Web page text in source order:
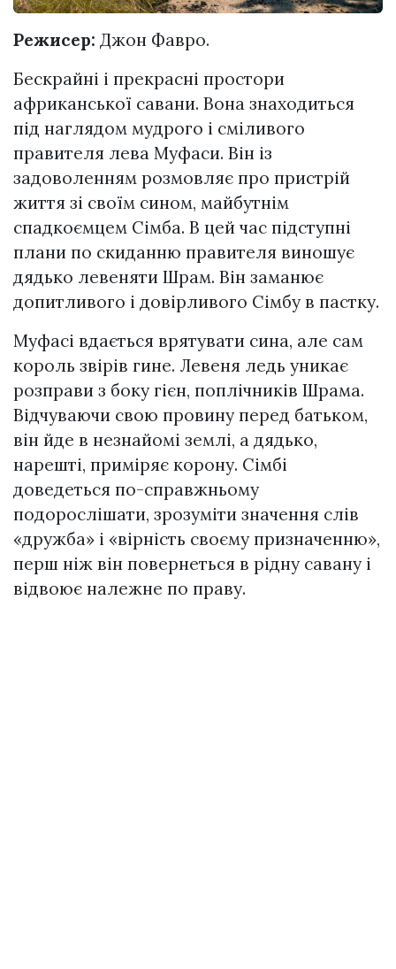
Режисер: Джон Фавро.
Бескрайні і прекрасні простори
африканської савани. Вона знаходиться
під наглядом мудрого і сміливого
правителя лева Муфаси. Він із
задоволенням розмовляє про пристрій
життя зі своїм сином, майбутнім
спадкоємцем Сімба. В цей час підступні
плани по скиданню правителя виношує
дядько левеняти Шрам. Він заманює
допитливого і довірливого Сімбу в пастку.
Муфасі вдається врятувати сина, але сам
король звірів гине. Левеня ледь уникає
розправи з боку гієн, поплічників Шрама.
Відчуваючи свою провину перед батьком,
він йде в незнайомі землі, а дядько,
нарешті, приміряє корону. Сімбі
доведеться по-справжньому
подорослішати, зрозуміти значення слів
«дружба» і «вірність своєму призначенню»,
перш ніж він повернеться в рідну савану і
відвоює належне по праву.